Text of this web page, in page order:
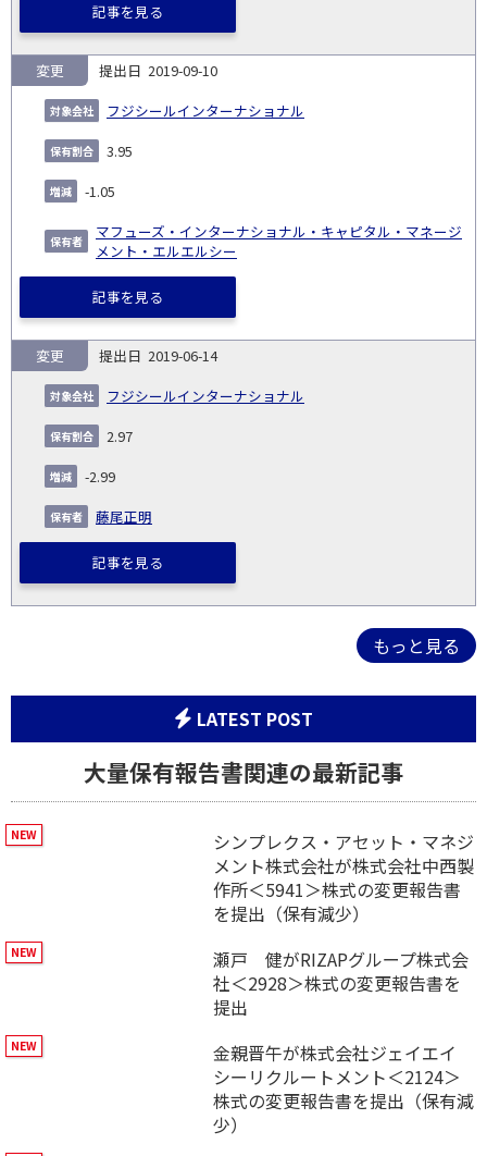
記事を見る
2019-09-10
フジシールインターナショナル
変更
3.95
-1.05
マフューズ・インターナショナル・キャピタル・マネージ
メント・エルエルシー
記事を見る
2019-06-14
フジシールインターナショナル
変更
2.97
-2.99
藤尾正明
記事を見る
もっと見る
LATEST POST
大量保有報告書関連の最新記事
シンプレクス・アセット・マネジ
メント株式会社が株式会社中西製
作所＜5941＞株式の変更報告書
を提出（保有減少）
瀬戸 健がRIZAPグループ株式会
社＜2928＞株式の変更報告書を
提出
金親晋午が株式会社ジェイエイ
シーリクルートメント＜2124＞
株式の変更報告書を提出（保有減
少）